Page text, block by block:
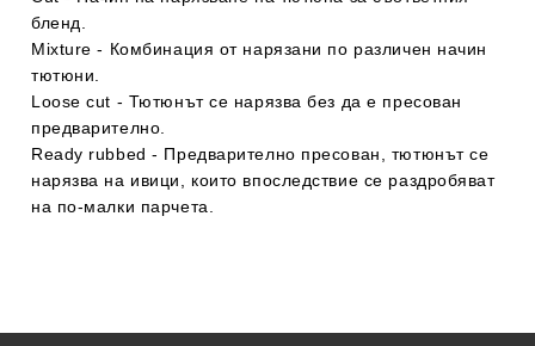
бленд.
Mixture - Комбинация от нарязани по различен начин
тютюни.
Loose cut - Тютюнът се нарязва без да е пресован
предварително.
Ready rubbed - Предварително пресован, тютюнът се
нарязва на ивици, които впоследствие се раздробяват
на по-малки парчета.